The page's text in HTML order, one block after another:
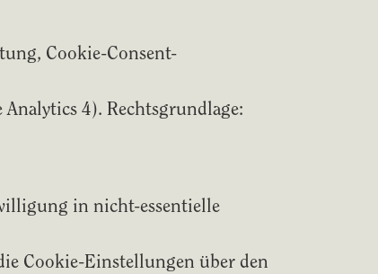
Cookie-Consent-
4). Rechtsgrundlage:
in nicht-essentielle
Cookie-Einstellungen über den